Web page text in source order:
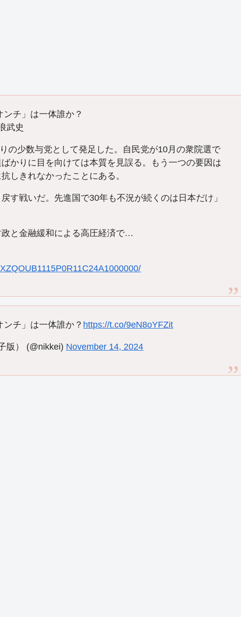
チ」は一体誰か？
武史
の少数与党として発足した。自民党が10月の衆院選で
かりに目を向けては本質を見誤る。もう一つの要因は
しきれなかったことにある。
す戦いだ。先進国で30年も不況が続くのは日本だけ」
政と金融緩和による高圧経済で…
チ」は一体誰か？ https://t.co/9eN8oYFZit
版） (@nikkei) November 14, 2024